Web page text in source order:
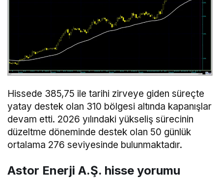
Hissede 385,75 ile tarihi zirveye giden süreçte
yatay destek olan 310 bölgesi altında kapanışlar
devam etti. 2026 yılındaki yükseliş sürecinin
düzeltme döneminde destek olan 50 günlük
ortalama 276 seviyesinde bulunmaktadır.
Astor Enerji A.Ş. hisse yorumu